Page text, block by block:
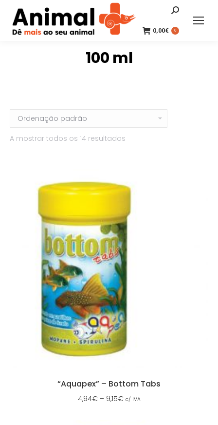
Search:
0,00€ 0
100 ml
A mostrar todos os 14 resultados
“Aquapex” – Bottom Tabs
4,94€ – 9,15€ c/ IVA